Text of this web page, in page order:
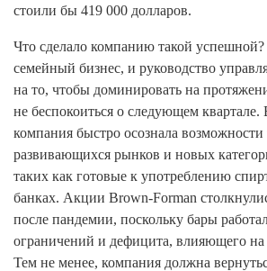
стоили бы 419 000 долларов.
Что сделало компанию такой
семейный бизнес, и руководство
на то, чтобы доминировать на
не беспокоиться о следующем
компания быстро осознала
развивающихся рынков и новых
таких как готовые к употреблению
банках. Акции Brown-Forman
после пандемии, поскольку бары
ограничений и дефицита, влияющего на
Тем не менее, компания должна